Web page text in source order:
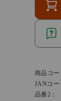
商品コー
JANコー
品番2：